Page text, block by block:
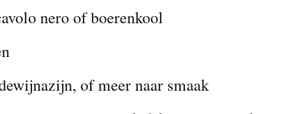
nero of boerenkool
of meer naar smaak